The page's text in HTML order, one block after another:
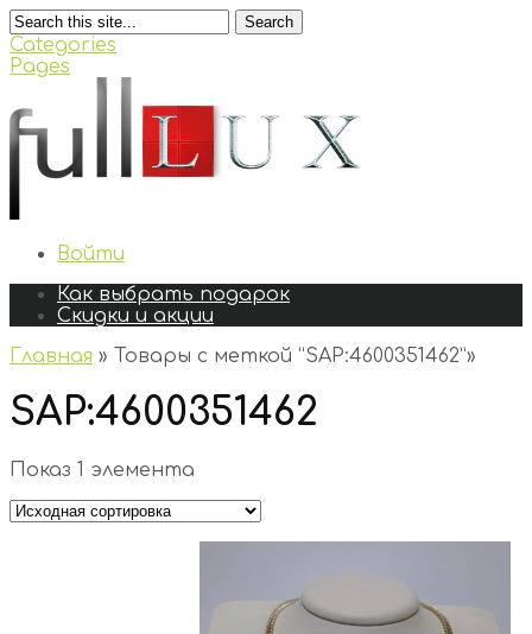
Search
Categories
Pages
Войти
Как выбрать подарок
Скидки и акции
Главная » Товары с меткой “SAP:4600351462”»
SAP:4600351462
Показ 1 элемента